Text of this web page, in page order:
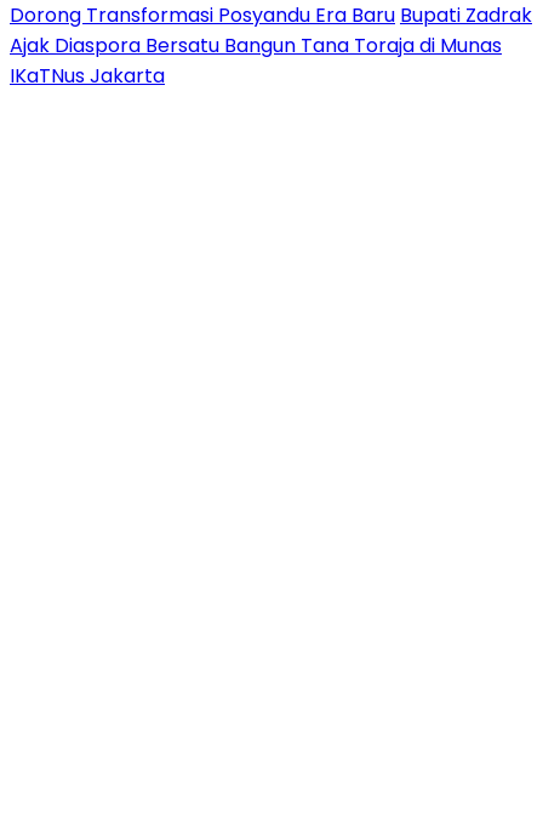
Dorong Transformasi Posyandu Era Baru Bupati Zadrak
Ajak Diaspora Bersatu Bangun Tana Toraja di Munas
IKaTNus Jakarta